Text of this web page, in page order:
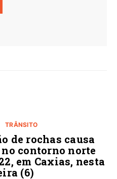
TRÂNSITO
de rochas causa
contorno norte
em Caxias, nesta
(6)